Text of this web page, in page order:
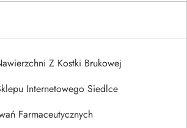
Z Kostki Brukowej
Internetowego Siedlce
Farmaceutycznych